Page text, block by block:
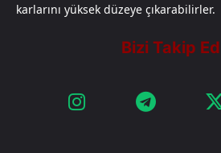
karlarını yüksek düzeye çıkarabilirler.